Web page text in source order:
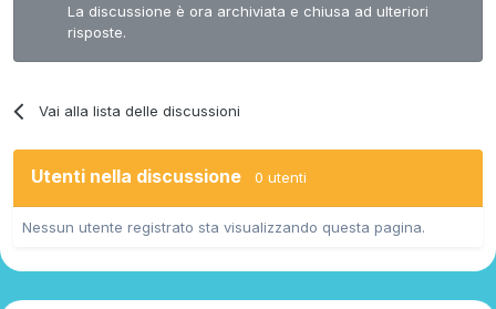
La discussione è ora archiviata e chiusa ad ulteriori
risposte.
Vai alla lista delle discussioni
Utenti nella discussione 0 utenti
Nessun utente registrato sta visualizzando questa pagina.